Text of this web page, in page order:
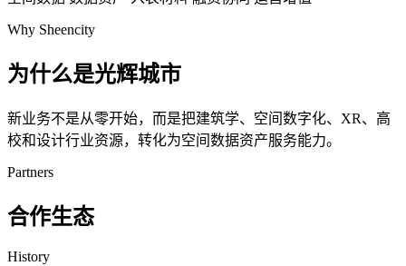
Why Sheencity
为什么是光辉城市
新业务不是从零开始，而是把建筑学、空间数字化、XR、高
校和设计行业资源，转化为空间数据资产服务能力。
Partners
合作生态
History